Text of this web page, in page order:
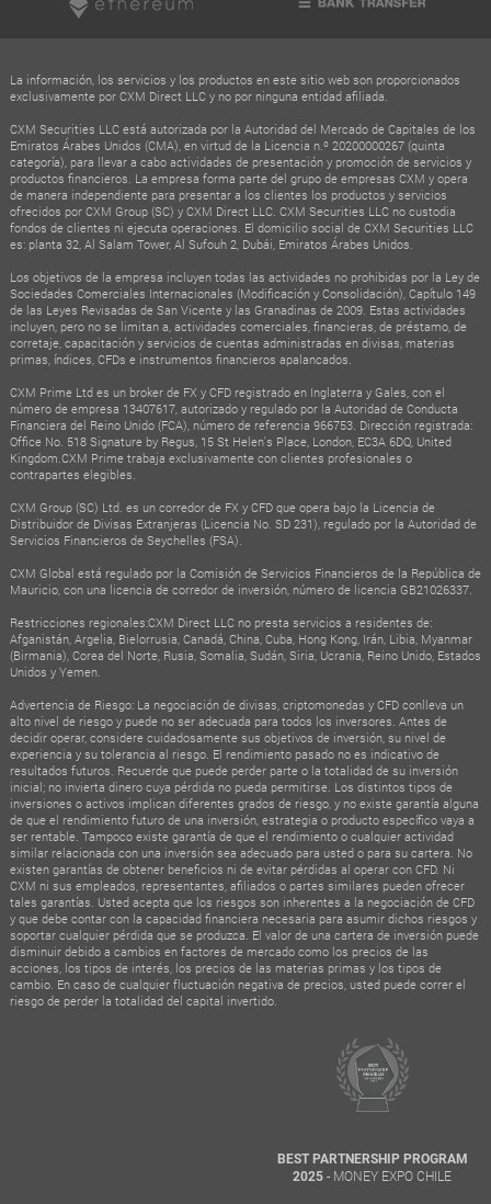
La información, los servicios y los productos en este sitio web son proporcionados
exclusivamente por CXM Direct LLC y no por ninguna entidad afiliada.
CXM Securities LLC está autorizada por la Autoridad del Mercado de Capitales de los
Emiratos Árabes Unidos (CMA), en virtud de la Licencia n.º 20200000267 (quinta
categoría), para llevar a cabo actividades de presentación y promoción de servicios y
productos financieros. La empresa forma parte del grupo de empresas CXM y opera
de manera independiente para presentar a los clientes los productos y servicios
ofrecidos por CXM Group (SC) y CXM Direct LLC. CXM Securities LLC no custodia
fondos de clientes ni ejecuta operaciones. El domicilio social de CXM Securities LLC
es: planta 32, Al Salam Tower, Al Sufouh 2, Dubái, Emiratos Árabes Unidos.
Los objetivos de la empresa incluyen todas las actividades no prohibidas por la Ley de
Sociedades Comerciales Internacionales (Modificación y Consolidación), Capítulo 149
de las Leyes Revisadas de San Vicente y las Granadinas de 2009. Estas actividades
incluyen, pero no se limitan a, actividades comerciales, financieras, de préstamo, de
corretaje, capacitación y servicios de cuentas administradas en divisas, materias
primas, índices, CFDs e instrumentos financieros apalancados.
CXM Prime Ltd es un broker de FX y CFD registrado en Inglaterra y Gales, con el
número de empresa 13407617, autorizado y regulado por la Autoridad de Conducta
Financiera del Reino Unido (FCA), número de referencia 966753. Dirección registrada:
Office No. 518 Signature by Regus, 15 St Helen's Place, London, EC3A 6DQ, United
Kingdom.CXM Prime trabaja exclusivamente con clientes profesionales o
contrapartes elegibles.
CXM Group (SC) Ltd. es un corredor de FX y CFD que opera bajo la Licencia de
Distribuidor de Divisas Extranjeras (Licencia No. SD 231), regulado por la Autoridad de
Servicios Financieros de Seychelles (FSA).
CXM Global está regulado por la Comisión de Servicios Financieros de la República de
Mauricio, con una licencia de corredor de inversión, número de licencia GB21026337.
Restricciones regionales:CXM Direct LLC no presta servicios a residentes de:
Afganistán, Argelia, Bielorrusia, Canadá, China, Cuba, Hong Kong, Irán, Libia, Myanmar
(Birmania), Corea del Norte, Rusia, Somalia, Sudán, Siria, Ucrania, Reino Unido, Estados
Unidos y Yemen.
Advertencia de Riesgo: La negociación de divisas, criptomonedas y CFD conlleva un
alto nivel de riesgo y puede no ser adecuada para todos los inversores. Antes de
decidir operar, considere cuidadosamente sus objetivos de inversión, su nivel de
experiencia y su tolerancia al riesgo. El rendimiento pasado no es indicativo de
resultados futuros. Recuerde que puede perder parte o la totalidad de su inversión
inicial; no invierta dinero cuya pérdida no pueda permitirse. Los distintos tipos de
inversiones o activos implican diferentes grados de riesgo, y no existe garantía alguna
de que el rendimiento futuro de una inversión, estrategia o producto específico vaya a
ser rentable. Tampoco existe garantía de que el rendimiento o cualquier actividad
similar relacionada con una inversión sea adecuado para usted o para su cartera. No
existen garantías de obtener beneficios ni de evitar pérdidas al operar con CFD. Ni
CXM ni sus empleados, representantes, afiliados o partes similares pueden ofrecer
tales garantías. Usted acepta que los riesgos son inherentes a la negociación de CFD
y que debe contar con la capacidad financiera necesaria para asumir dichos riesgos y
soportar cualquier pérdida que se produzca. El valor de una cartera de inversión puede
disminuir debido a cambios en factores de mercado como los precios de las
acciones, los tipos de interés, los precios de las materias primas y los tipos de
cambio. En caso de cualquier fluctuación negativa de precios, usted puede correr el
riesgo de perder la totalidad del capital invertido.
BEST PARTNERSHIP PROGRAM
- MONEY EXPO CHILE